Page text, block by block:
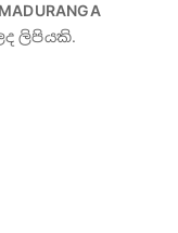
ලිපියකි.